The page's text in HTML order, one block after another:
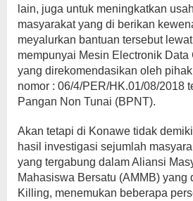
lain, juga untuk meningkatkan
masyarakat yang di berikan
meyalurkan bantuan tersebut
mempunyai Mesin Electronik Data
yang direkomendasikan oleh
nomor : 06/4/PER/HK.01/08/2018
Pangan Non Tunai (BPNT).
Akan tetapi di Konawe tidak
hasil investigasi sejumlah
yang tergabung dalam Aliansi
Mahasiswa Bersatu (AMMB) yang
Killing, menemukan beberapa